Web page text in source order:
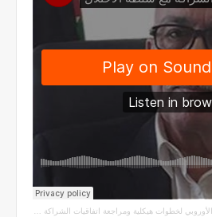
لخطوات هيكلية ومراجعة اتفاقيات الشراكة مع سلطة الاحتلال